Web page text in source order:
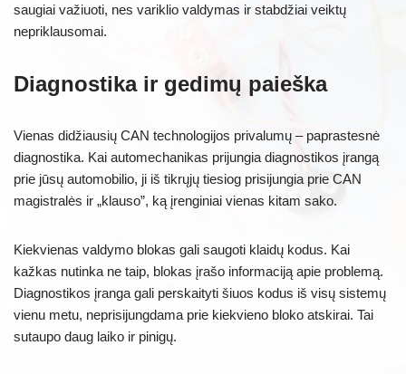
saugiai važiuoti, nes variklio valdymas ir stabdžiai veiktų
nepriklausomai.
Diagnostika ir gedimų paieška
Vienas didžiausių CAN technologijos privalumų – paprastesnė
diagnostika. Kai automechanikas prijungia diagnostikos įrangą
prie jūsų automobilio, ji iš tikrųjų tiesiog prisijungia prie CAN
magistralės ir „klauso”, ką įrenginiai vienas kitam sako.
Kiekvienas valdymo blokas gali saugoti klaidų kodus. Kai
kažkas nutinka ne taip, blokas įrašo informaciją apie problemą.
Diagnostikos įranga gali perskaityti šiuos kodus iš visų sistemų
vienu metu, neprisijungdama prie kiekvieno bloko atskirai. Tai
sutaupo daug laiko ir pinigų.